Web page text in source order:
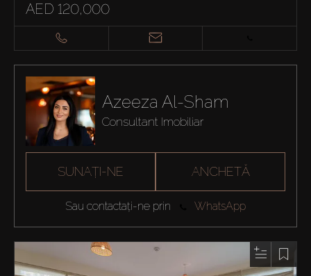
AED 120,000
Azeeza Al-Sham
Consultant Imobiliar
SUNAȚI-NE ANCHETĂ
Sau contactați-ne prin WhatsApp